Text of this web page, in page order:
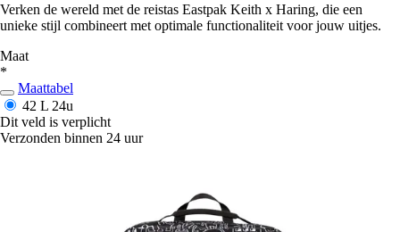
Verken de wereld met de reistas Eastpak Keith x Haring, die een
unieke stijl combineert met optimale functionaliteit voor jouw uitjes.
Maat
*
Maattabel
42 L 24u
Dit veld is verplicht
Verzonden binnen 24 uur